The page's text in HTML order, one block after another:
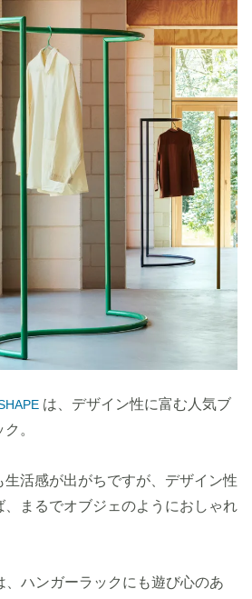
は、デザイン性に富む人気ブ
。
活感が出がちですが、デザイン性
、まるでオブジェのようにおしゃれ
、ハンガーラックにも遊び心のあ